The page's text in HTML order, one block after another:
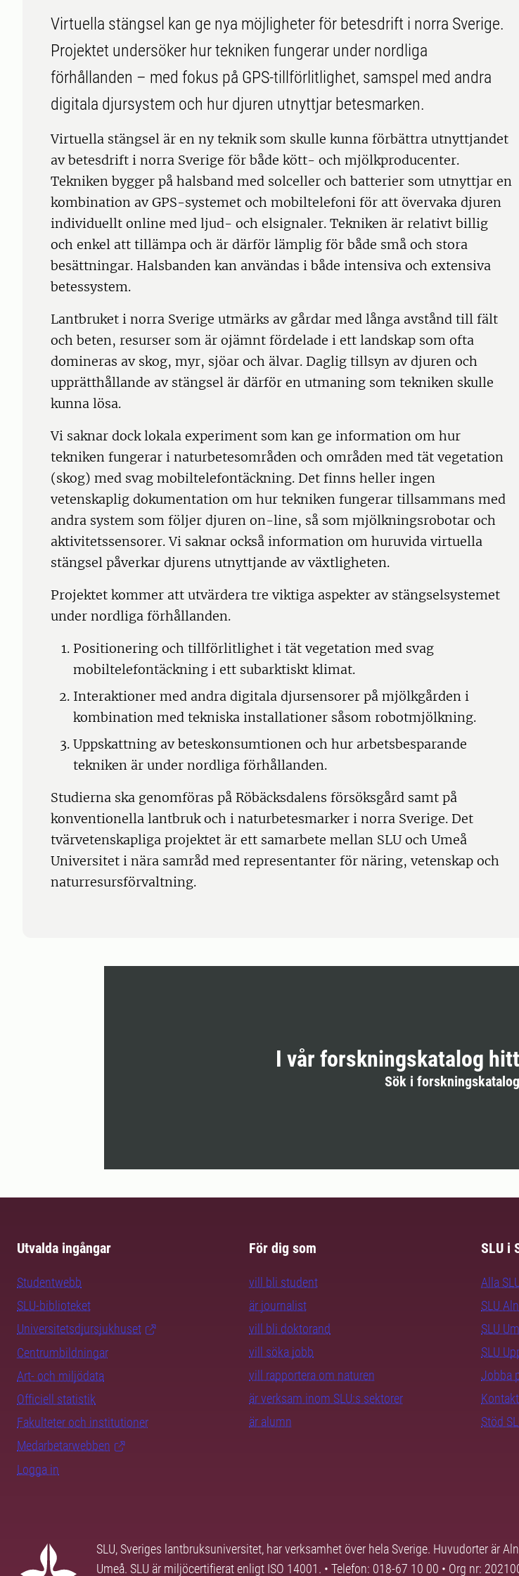
Virtuella stängsel kan ge nya möjligheter för betesdrift i norra Sverige.
Projektet undersöker hur tekniken fungerar under nordliga
förhållanden – med fokus på GPS-tillförlitlighet, samspel med andra
digitala djursystem och hur djuren utnyttjar betesmarken.
Virtuella stängsel är en ny teknik som skulle kunna förbättra utnyttjandet
av betesdrift i norra Sverige för både kött- och mjölkproducenter.
Tekniken bygger på halsband med solceller och batterier som utnyttjar en
kombination av GPS-systemet och mobiltelefoni för att övervaka djuren
individuellt online med ljud- och elsignaler. Tekniken är relativt billig
och enkel att tillämpa och är därför lämplig för både små och stora
besättningar. Halsbanden kan användas i både intensiva och extensiva
betessystem.
Lantbruket i norra Sverige utmärks av gårdar med långa avstånd till fält
och beten, resurser som är ojämnt fördelade i ett landskap som ofta
domineras av skog, myr, sjöar och älvar. Daglig tillsyn av djuren och
upprätthållande av stängsel är därför en utmaning som tekniken skulle
kunna lösa.
Vi saknar dock lokala experiment som kan ge information om hur
tekniken fungerar i naturbetesområden och områden med tät vegetation
(skog) med svag mobiltelefontäckning. Det finns heller ingen
vetenskaplig dokumentation om hur tekniken fungerar tillsammans med
andra system som följer djuren on-line, så som mjölkningsrobotar och
aktivitetssensorer. Vi saknar också information om huruvida virtuella
stängsel påverkar djurens utnyttjande av växtligheten.
Projektet kommer att utvärdera tre viktiga aspekter av stängselsystemet
under nordliga förhållanden.
Positionering och tillförlitlighet i tät vegetation med svag
mobiltelefontäckning i ett subarktiskt klimat.
Interaktioner med andra digitala djursensorer på mjölkgården i
kombination med tekniska installationer såsom robotmjölkning.
Uppskattning av beteskonsumtionen och hur arbetsbesparande
tekniken är under nordliga förhållanden.
Studierna ska genomföras på Röbäcksdalens försöksgård samt på
konventionella lantbruk och i naturbetesmarker i norra Sverige. Det
tvärvetenskapliga projektet är ett samarbete mellan SLU och Umeå
Universitet i nära samråd med representanter för näring, vetenskap och
naturresursförvaltning.
I vår forskningskatalog
Sök i
Utvalda ingångar
Studentwebb
SLU-biblioteket
Universitetsdjursjukhuset
Centrumbildningar
Art- och miljödata
Officiell statistik
Fakulteter och institutioner
Medarbetarwebben
Logga in
För dig som
vill bli student
är journalist
vill bli doktorand
vill söka jobb
vill rapportera om naturen
är verksam inom SLU:s sektorer
är alumn
SLU i
Alla
SLU
SLU
SLU
Jobba
Stöd
SLU, Sveriges lantbruksuniversitet, har verksamhet över hela Sverige. Huvudorter är
Umeå. SLU är miljöcertifierat enligt ISO 14001. • Telefon: 018-67 10 00 • Org nr: